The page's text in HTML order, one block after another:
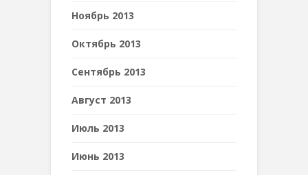
Ноябрь 2013
Октябрь 2013
Сентябрь 2013
Август 2013
Июль 2013
Июнь 2013